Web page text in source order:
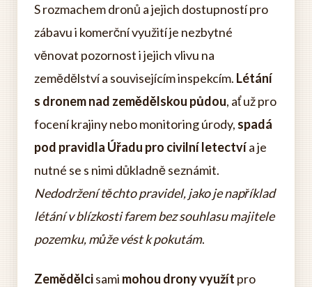
S rozmachem dronů a jejich dostupností pro
zábavu i komerční využití je nezbytné
věnovat pozornost i jejich vlivu na
zemědělství a souvisejícím inspekcím. Létání
s dronem nad zemědělskou půdou, ať už pro
focení krajiny nebo monitoring úrody, spadá
pod pravidla Úřadu pro civilní letectvía je
nutné se s nimi důkladně seznámit.
Nedodržení těchto pravidel, jako je například
létání v blízkosti farem bez souhlasu majitele
pozemku, může vést k pokutám.
Zemědělcisami mohou drony využít pro